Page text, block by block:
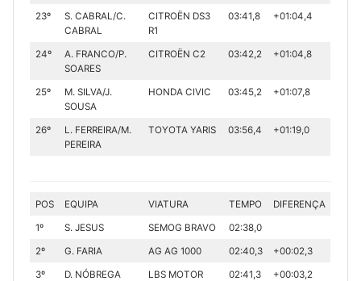
23º
S. CABRAL/C.
CABRAL
CITROËN DS3
R1
03:41,8 +01:04,4
24º
A. FRANCO/P.
SOARES
CITROËN C2 03:42,2 +01:04,8
25º
M. SILVA/J.
SOUSA
HONDA CIVIC 03:45,2 +01:07,8
26º
L. FERREIRA/M.
PEREIRA
TOYOTA YARIS 03:56,4 +01:19,0
POS EQUIPA VIATURA TEMPO DIFERENÇA
1º S. JESUS SEMOG BRAVO 02:38,0
2º G. FARIA AG AG 1000 02:40,3 +00:02,3
3º D. NÓBREGA
LBS MOTOR
02:41,3 +00:03,2